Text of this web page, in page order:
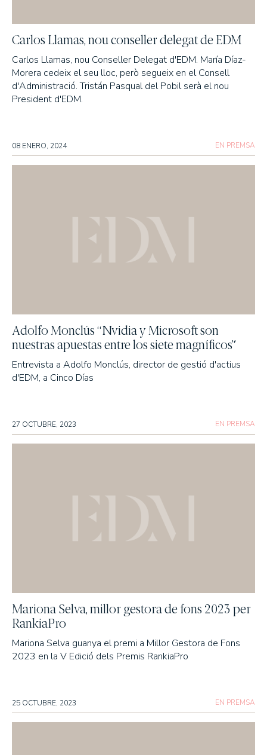
Carlos Llamas, nou conseller delegat de EDM
Carlos Llamas, nou Conseller Delegat d'EDM. María Díaz-
Morera cedeix el seu lloc, però segueix en el Consell
d'Administració. Tristán Pasqual del Pobil serà el nou
President d'EDM.
08 ENERO, 2024 EN PREMSA
Adolfo Monclús “Nvidia y Microsoft son
nuestras apuestas entre los siete magníficos”
Entrevista a Adolfo Monclús, director de gestió d'actius
d'EDM, a Cinco Días
27 OCTUBRE, 2023 EN PREMSA
Mariona Selva, millor gestora de fons 2023 per
RankiaPro
Mariona Selva guanya el premi a Millor Gestora de Fons
2023 en la V Edició dels Premis RankiaPro
25 OCTUBRE, 2023 EN PREMSA